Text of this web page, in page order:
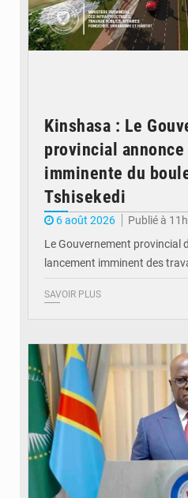
Kinshasa : Le
provincial
imminente du
Tshisekedi
6 août 2026
Publié à
Le Gouvernement provincial
lancement imminent des
SAVOIR PLUS